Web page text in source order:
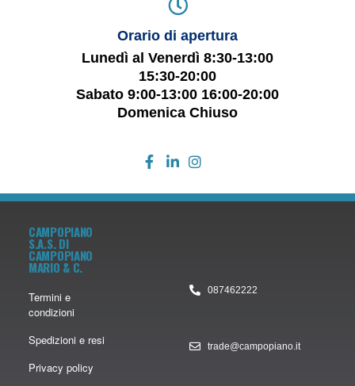
Orario di apertura
Lunedì al Venerdì 8:30-13:00
15:30-20:00
Sabato 9:00-13:00 16:00-20:00
Domenica Chiuso
CAMPOPIANO
S.A.S. DI
CAMPOPIANO
MARIO & C.
Termini e
condizioni
Spedizioni e resi
Privacy policy
087462222
trade@campopiano.it